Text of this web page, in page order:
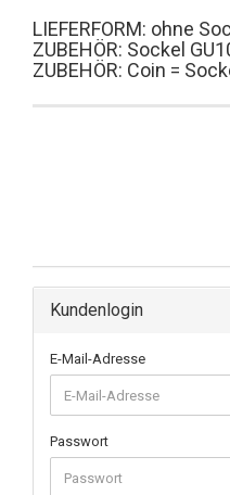
LIEFERFORM: ohne
ZUBEHÖR: Sockel
ZUBEHÖR: Coin =
Kundenlogin
E-Mail-Adresse
Passwort